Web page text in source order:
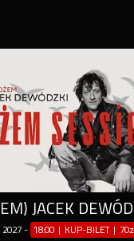
2027 - 18:00 | KUP-BILET |